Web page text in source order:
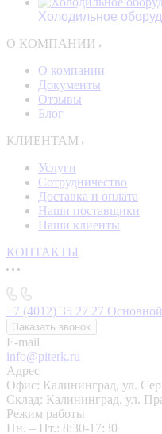
Холодильное
О КОМПАНИИ
О компании
Документы
Отзывы
Блог
КЛИЕНТАМ
Услуги
Сотрудничество
Доставка и оплата
Наши поставщики
Наши клиенты
КОНТАКТЫ
+7 (4012) 35 27 27
Заказать звонок
E-mail
info@piterk.ru
Адрес
Офис: Калининград, ул.
Склад: Калининград, ул.
Режим работы
Пн. – Пт.: 8:30-17:30